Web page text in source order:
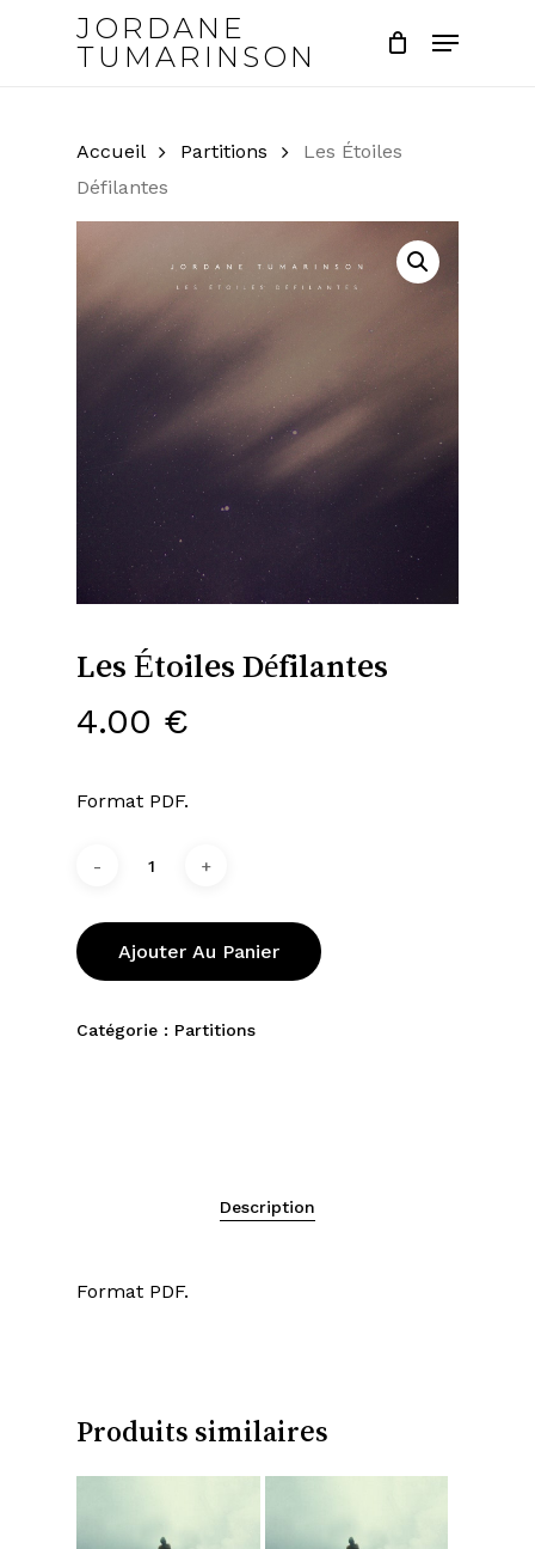
JORDANE
TUMARINSON
Menu
Accueil Partitions
Les Étoiles
Défilantes
Les Étoiles Défilantes
4.00 €
Format PDF.
Ajouter Au Panier
Catégorie : Partitions
Description
Format PDF.
Produits similaires